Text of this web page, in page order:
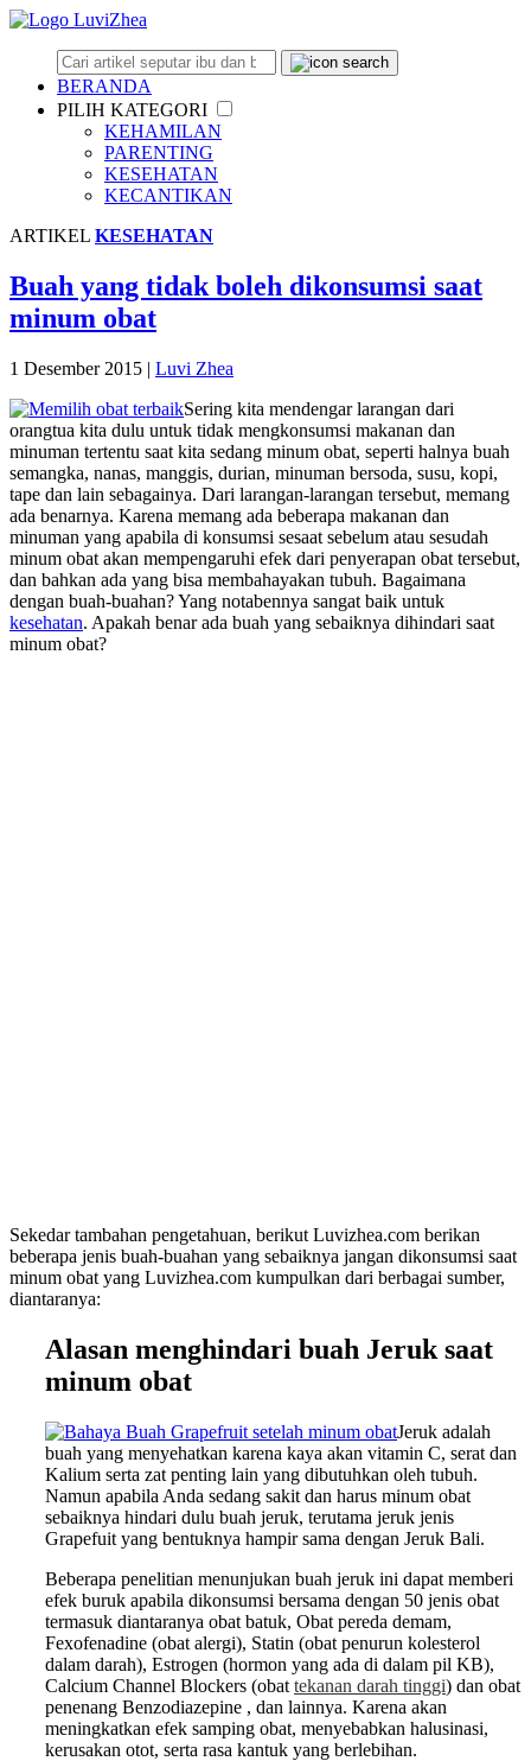
BERANDA
PILIH KATEGORI
KEHAMILAN
PARENTING
KESEHATAN
KECANTIKAN
ARTIKEL KESEHATAN
Buah yang tidak boleh dikonsumsi saat
minum obat
1 Desember 2015 | Luvi Zhea
Sering kita mendengar larangan dari
orangtua kita dulu untuk tidak mengkonsumsi makanan dan
minuman tertentu saat kita sedang minum obat, seperti halnya buah
semangka, nanas, manggis, durian, minuman bersoda, susu, kopi,
tape dan lain sebagainya. Dari larangan-larangan tersebut, memang
ada benarnya. Karena memang ada beberapa makanan dan
minuman yang apabila di konsumsi sesaat sebelum atau sesudah
minum obat akan mempengaruhi efek dari penyerapan obat tersebut,
dan bahkan ada yang bisa membahayakan tubuh. Bagaimana
dengan buah-buahan? Yang notabennya sangat baik untuk
kesehatan. Apakah benar ada buah yang sebaiknya dihindari saat
minum obat?
Sekedar tambahan pengetahuan, berikut Luvizhea.com berikan
beberapa jenis buah-buahan yang sebaiknya jangan dikonsumsi saat
minum obat yang Luvizhea.com kumpulkan dari berbagai sumber,
diantaranya:
Alasan menghindari buah Jeruk saat
minum obat
Jeruk adalah
buah yang menyehatkan karena kaya akan vitamin C, serat dan
Kalium serta zat penting lain yang dibutuhkan oleh tubuh.
Namun apabila Anda sedang sakit dan harus minum obat
sebaiknya hindari dulu buah jeruk, terutama jeruk jenis
Grapefuit yang bentuknya hampir sama dengan Jeruk Bali.
Beberapa penelitian menunjukan buah jeruk ini dapat memberi
efek buruk apabila dikonsumsi bersama dengan 50 jenis obat
termasuk diantaranya obat batuk, Obat pereda demam,
Fexofenadine (obat alergi), Statin (obat penurun kolesterol
dalam darah), Estrogen (hormon yang ada di dalam pil KB),
Calcium Channel Blockers (obat tekanan darah tinggi) dan obat
penenang Benzodiazepine , dan lainnya. Karena akan
meningkatkan efek samping obat, menyebabkan halusinasi,
kerusakan otot, serta rasa kantuk yang berlebihan.